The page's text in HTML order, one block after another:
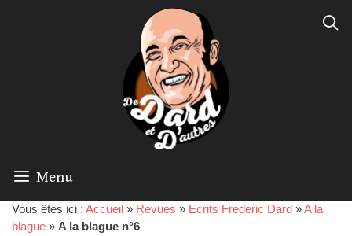
Menu
Vous êtes ici : Accueil » Revues » Ecrits Frederic Dard »A la
blague » A la blague n°6